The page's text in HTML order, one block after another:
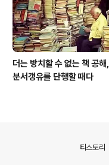
더는 방치할 수 없는 책 공해,
분서갱유를 단행할 때다
티스토리